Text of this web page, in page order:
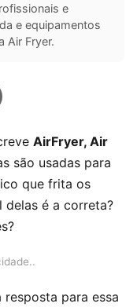
e
e equipamentos
Air Fryer.
AirFryer, Air
são usadas para
que frita os
delas é a correta?
para essa